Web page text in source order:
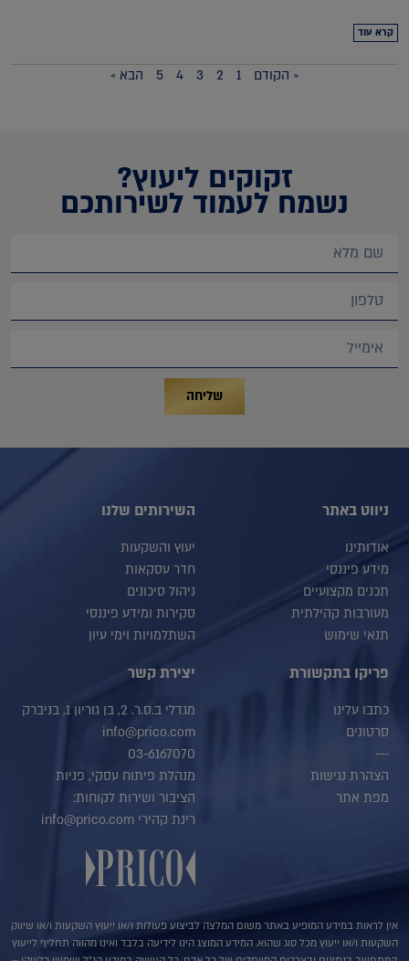
קרא עוד
« הקודם 1
2
3
4
5 הבא »
זקוקים ליעוץ?
נשמח לעמוד לשירותכם
שליחה
ניווט באתר
אודותינו
מידע פיננסי
תכנים מקצועיים
מעורבות קהילתית
תנאי שימוש
השירותים שלנו
יעוץ והשקעות
חדר עסקאות
ניהול סיכונים
סקירות ומידע פיננסי
השתלמויות וימי עיון
פריקו בתקשורת
כתבו עלינו
סרטונים
---
הצהרת נגישות
מפת אתר
יצירת קשר
מגדלי ב.ס.ר. 2, בן גוריון 1, בניברק
info@prico.com
03-6167070
מנהלת פיתוח עסקי, פניות
הציבור ושירות לקוחות:
רינת קהירי info@prico.com
אין לראות במידע המופיע באתר משום המלצה לביצוע פעולות ו/או ייעוץ השקעות ו/או שיווק
השקעות ו/או ייעוץ מכל סוג שהוא. המידע המוצג הינו לידיעה בלבד ואינו מהווה תחליף לייעוץ